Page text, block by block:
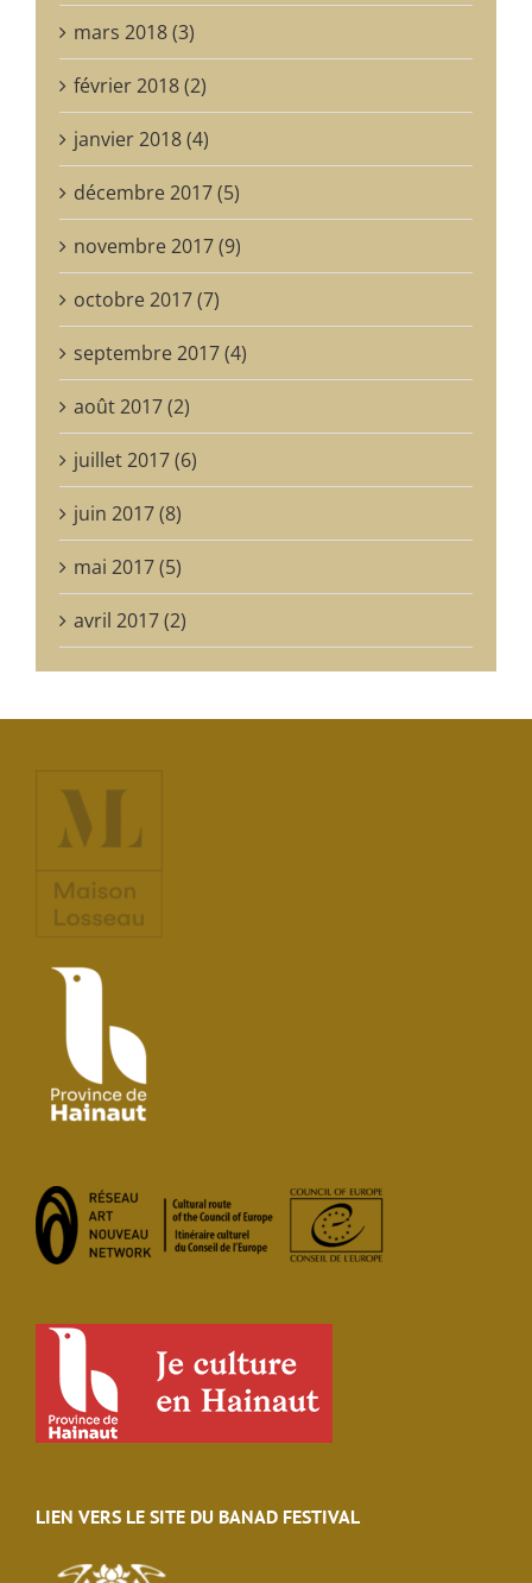
mars 2018 (3)
février 2018 (2)
janvier 2018 (4)
décembre 2017 (5)
novembre 2017 (9)
octobre 2017 (7)
septembre 2017 (4)
août 2017 (2)
juillet 2017 (6)
juin 2017 (8)
mai 2017 (5)
avril 2017 (2)
LIEN VERS LE SITE DU BANAD FESTIVAL